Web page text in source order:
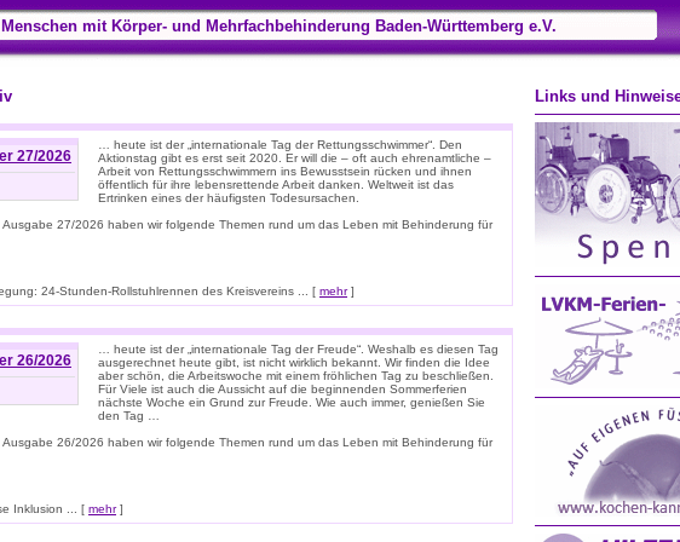
mit Körper- und Mehrfachbehinderung Baden-Württemberg e.V.
27/2026
… heute ist der „internationale Tag der Rettungsschwimmer“. Den
Aktionstag gibt es erst seit 2020. Er will die – oft auch ehrenamtliche –
Arbeit von Rettungsschwimmern ins Bewusstsein rücken und ihnen
öffentlich für ihre lebensrettende Arbeit danken. Weltweit ist das
Ertrinken eines der häufigsten Todesursachen.
27/2026 haben wir folgende Themen rund um das Leben mit Behinderung für
24-Stunden-Rollstuhlrennen des Kreisvereins ... [ mehr]
26/2026
… heute ist der „internationale Tag der Freude“. Weshalb es diesen Tag
ausgerechnet heute gibt, ist nicht wirklich bekannt. Wir finden die Idee
aber schön, die Arbeitswoche mit einem fröhlichen Tag zu beschließen.
Für Viele ist auch die Aussicht auf die beginnenden Sommerferien
nächste Woche ein Grund zur Freude. Wie auch immer, genießen Sie
den Tag …
26/2026 haben wir folgende Themen rund um das Leben mit Behinderung für
Inklusion ... [ mehr]
Links und